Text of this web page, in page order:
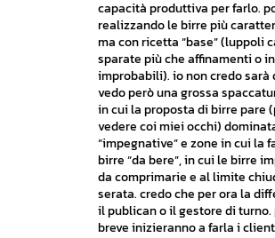
capacità produttiva per farlo.
realizzando le birre più
ma con ricetta “base” (luppoli
sparate più che affinamenti o
improbabili). io non credo sarà
vedo però una grossa
in cui la proposta di birre pare
vedere coi miei occhi)
“impegnative” e zone in cui la
birre “da bere”, in cui le birre
da comprimarie e al limite
serata. credo che per ora la
il publican o il gestore di turno.
breve inizieranno a farla i